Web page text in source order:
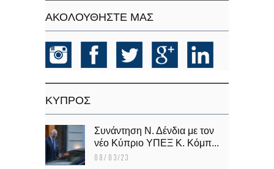
ΑΚΟΛΟΥΘΗΣΤΕ ΜΑΣ
KΥΠΡΟΣ
Συνάντηση Ν. Δένδια με τον
νέο Κύπριο ΥΠΕΞ Κ. Κόμπ...
08/03/23